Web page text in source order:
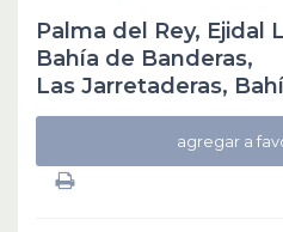
Palma del Rey, Ejidal
Bahía de Banderas,
Las Jarretaderas,
agregar a